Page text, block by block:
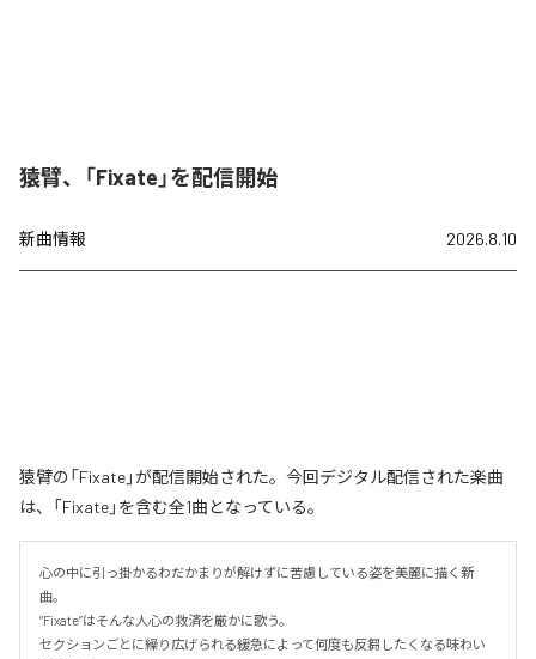
猿臂、「Fixate」を配信開始
新曲情報 2026.8.10
猿臂の「Fixate」が配信開始された。今回デジタル配信された楽曲
は、「Fixate」を含む全1曲となっている。
心の中に引っ掛かるわだかまりが解けずに苦慮している姿を美麗に描く新
曲。
“Fixate”はそんな人心の救済を厳かに歌う。
セクションごとに繰り広げられる緩急によって何度も反芻したくなる味わい